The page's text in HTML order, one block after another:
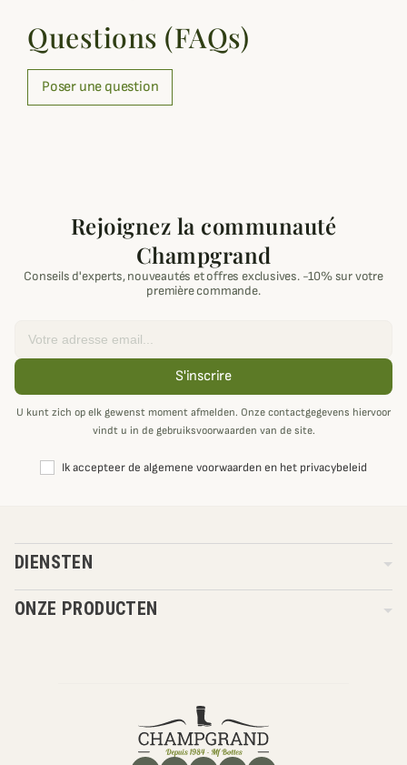
Questions (FAQs)
Poser une question
Rejoignez la communauté
Champgrand
Conseils d'experts, nouveautés et offres exclusives. -10% sur votre
première commande.
S'inscrire
U kunt zich op elk gewenst moment afmelden. Onze contactgegevens hiervoor
vindt u in de gebruiksvoorwaarden van de site.
Ik accepteer de algemene voorwaarden en het privacybeleid
DIENSTEN
ONZE PRODUCTEN